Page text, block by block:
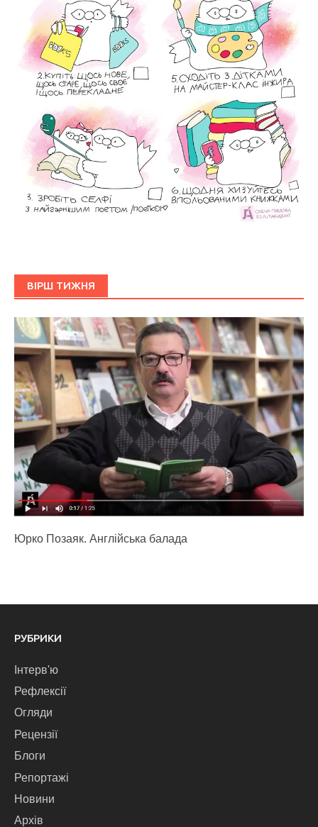
ВІРШ ТИЖНЯ
Юрко Позаяк. Англійська балада
РУБРИКИ
Інтерв'ю
Рефлексії
Огляди
Рецензії
Блоги
Репортажі
Новини
Архів